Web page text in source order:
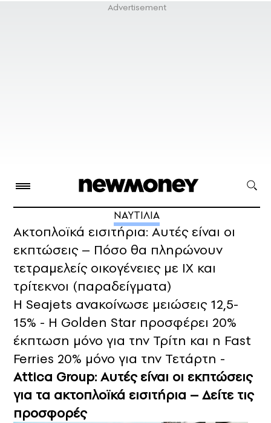
ΝΑΥΤΙΛΙΑ
Ακτοπλοϊκά εισιτήρια: Αυτές είναι οι
εκπτώσεις – Πόσο θα πληρώνουν
τετραμελείς οικογένειες με ΙΧ και
τρίτεκνοι (παραδείγματα)
Η Seajets ανακοίνωσε μειώσεις 12,5-
15% - H Golden Star προσφέρει 20%
έκπτωση μόνο για την Τρίτη και η Fast
Ferries 20% μόνο για την Τετάρτη -
Attica Group: Αυτές είναι οι εκπτώσεις
για τα ακτοπλοϊκά εισιτήρια – Δείτε τις
προσφορές